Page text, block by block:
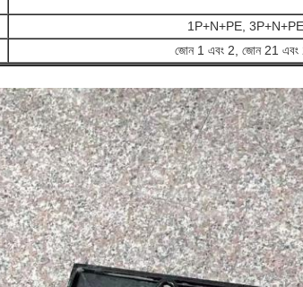
1P+N+PE, 3P+N+PE
জোন 1 এবং 2, জোন 21 এবং